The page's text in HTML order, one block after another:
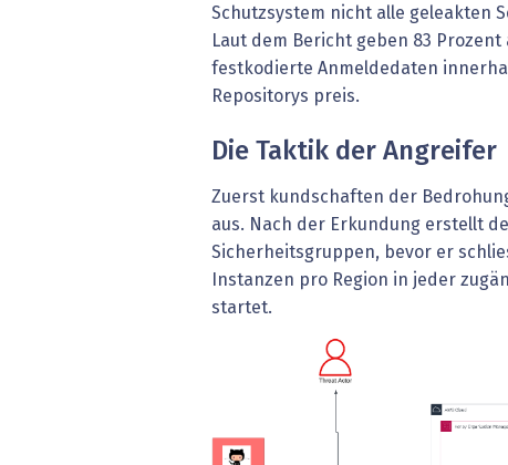
Schutzsystem nicht alle geleakten
Laut dem Bericht geben 83
festkodierte Anmeldedaten
Repositorys preis.
Die Taktik der Angreifer
Zuerst kundschaften der
aus. Nach der Erkundung erstellt
Sicherheitsgruppen, bevor er
Instanzen pro Region in jeder
startet.